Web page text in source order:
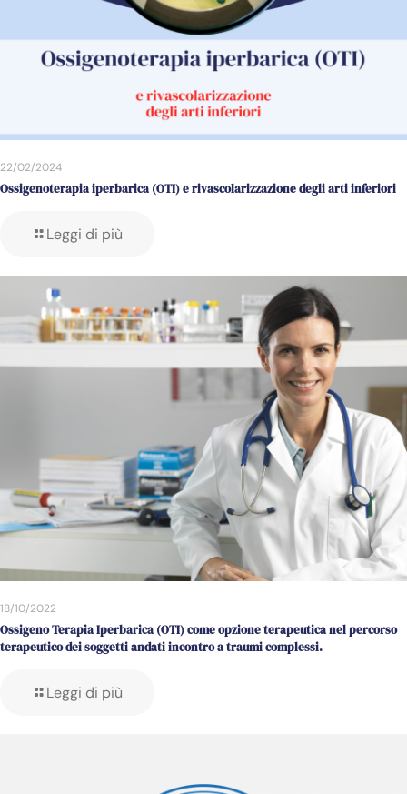
22/02/2024
Ossigenoterapia iperbarica (OTI) e rivascolarizzazione degli arti inferiori
Leggi di più
18/10/2022
Ossigeno Terapia Iperbarica (OTI) come opzione terapeutica nel percorso
terapeutico dei soggetti andati incontro a traumi complessi.
Leggi di più